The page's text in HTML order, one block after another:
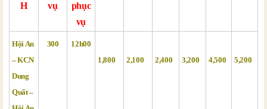
H
vụ
phục
vụ
Hội An
– KCN
Dung
Quất –
300
12h00
1,800
2,100 2,400 3,200 4,500 5,200